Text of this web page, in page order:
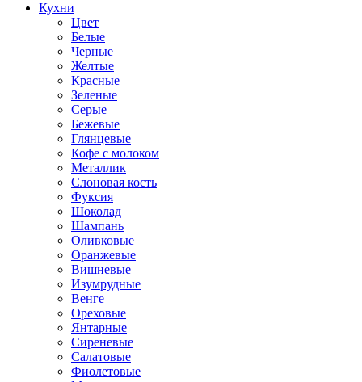
Кухни
Цвет
Белые
Черные
Желтые
Красные
Зеленые
Серые
Бежевые
Глянцевые
Кофе с молоком
Металлик
Слоновая кость
Фуксия
Шоколад
Шампань
Оливковые
Оранжевые
Вишневые
Изумрудные
Венге
Ореховые
Янтарные
Сиреневые
Салатовые
Фиолетовые